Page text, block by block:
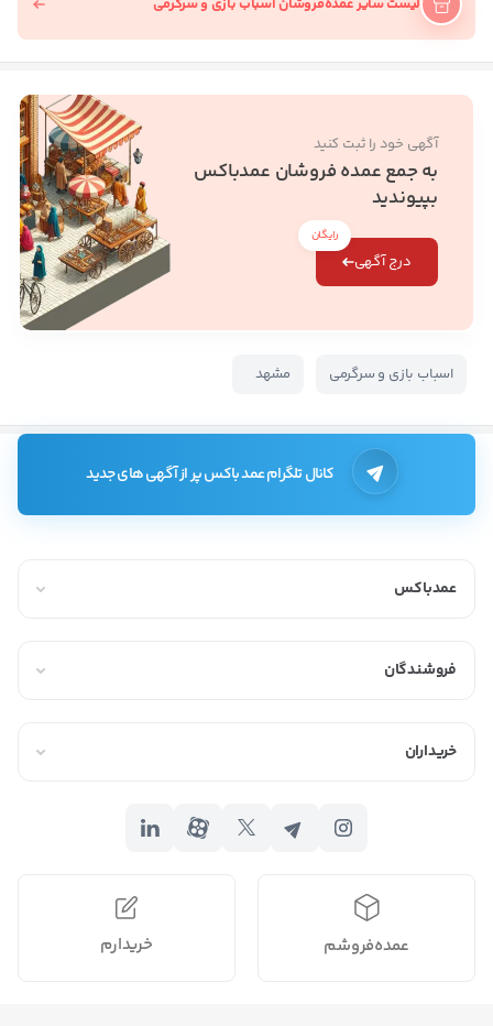
لیست سایر عمده‌فروشان اسباب بازی و سرگرمی
آگهی خود را ثبت کنید
به جمع عمده فروشان عمدباکس
بپیوندید
درج آگهی
رایگان
اسباب بازی و سرگرمی مشهد
کانال تلگرام عمد باکس پر از آگهی های جدید
عمدباکس
فروشندگان
خریداران
عمده‌فروشم خریدارم